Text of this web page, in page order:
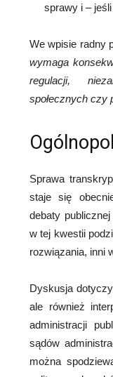
sprawy i – jeśli
We wpisie radny
wymaga
regulacji,
społecznych czy
Sprawa
staje się
debaty
w tej kwestii
rozwiązania, inni
Dyskusja
ale również
administracji
sądów
można